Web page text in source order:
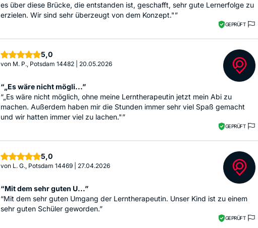
es über diese Brücke, die entstanden ist, geschafft, sehr gute Lernerfolge zu
erzielen. Wir sind sehr überzeugt von dem Konzept."”
GEPRÜFT
5,0Sterne
von M. P., Potsdam 14482 20.05.2026
“„Es wäre nicht mögli...”
“„Es wäre nicht möglich, ohne meine Lerntherapeutin jetzt mein Abi zu
machen. Außerdem haben mir die Stunden immer sehr viel Spaß gemacht
und wir hatten immer viel zu lachen."”
GEPRÜFT
5,0Sterne
von L. G., Potsdam 14469 27.04.2026
“Mit dem sehr guten U...”
“Mit dem sehr guten Umgang der Lerntherapeutin. Unser Kind ist zu einem
sehr guten Schüler geworden.”
GEPRÜFT